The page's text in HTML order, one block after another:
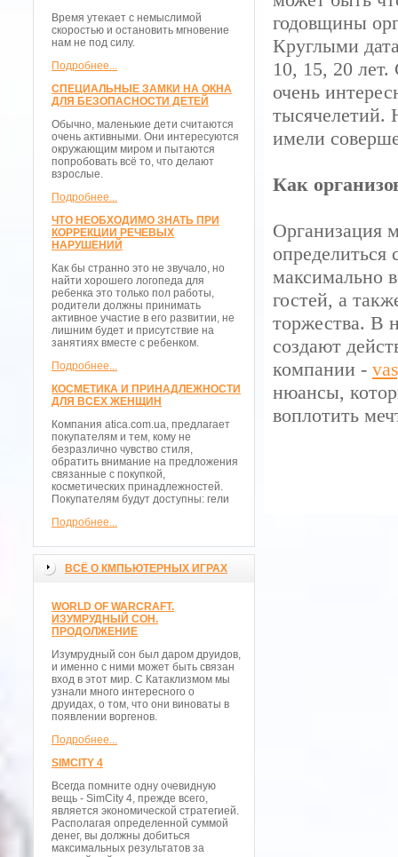
Время утекает с немыслимой
скоростью и остановить мгновение
нам не под силу.
Подробнее...
СПЕЦИАЛЬНЫЕ ЗАМКИ НА ОКНА
ДЛЯ БЕЗОПАСНОСТИ ДЕТЕЙ
Обычно, маленькие дети считаются
очень активными. Они интересуются
окружающим миром и пытаются
попробовать всё то, что делают
взрослые.
Подробнее...
ЧТО НЕОБХОДИМО ЗНАТЬ ПРИ
КОРРЕКЦИИ РЕЧЕВЫХ
НАРУШЕНИЙ
Как бы странно это не звучало, но
найти хорошего логопеда для
ребенка это только пол работы,
родители должны принимать
активное участие в его развитии, не
лишним будет и присутствие на
занятиях вместе с ребенком.
Подробнее...
КОСМЕТИКА И ПРИНАДЛЕЖНОСТИ
ДЛЯ ВСЕХ ЖЕНЩИН
Компания atica.com.ua, предлагает
покупателям и тем, кому не
безразлично чувство стиля,
обратить внимание на предложения
связанные с покупкой,
косметических принадлежностей.
Покупателям будут доступны: гели
Подробнее...
ВСЁ О КМПЬЮТЕРНЫХ ИГРАХ
WORLD OF WARCRAFT.
ИЗУМРУДНЫЙ СОН.
ПРОДОЛЖЕНИЕ
Изумрудный сон был даром друидов,
и именно с ними может быть связан
вход в этот мир. С Катаклизмом мы
узнали много интересного о
друидах, о том, что они виноваты в
появлении воргенов.
Подробнее...
SIMCITY 4
Всегда помните одну очевидную
вещь - SimCity 4, прежде всего,
является экономической стратегией.
Располагая определенной суммой
денег, вы должны добиться
максимальных результатов за
годовщины
Круглыми
10, 15, 20
очень
тысячелетий.
имели
Как
Организация
определиться
максимально
гостей, а
торжества. В
создают
компании -
нюансы,
воплотить